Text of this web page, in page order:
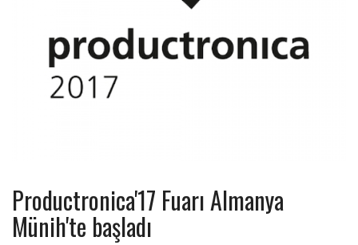
Productronica'17 Fuarı Almanya
Münih'te başladı